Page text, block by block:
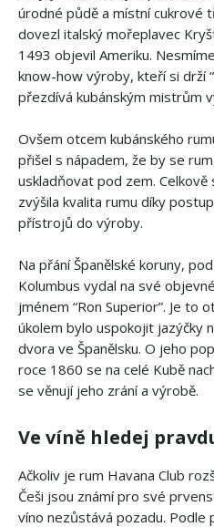
úrodné půdě a místní cukrové
dovezl italský mořeplavec
1493 objevil Ameriku.
know-how výroby, kteří si drží
přezdívá kubánským mistrům
Ovšem otcem kubánského
přišel s nápadem, že by se
uskladňovat pod zem.
zvýšila kvalita rumu díky
přístrojů do výroby.
Na přání Španělské koruny,
Kolumbus vydal na své
jménem “Ron Superior”. Je to
úkolem bylo uspokojit jazýčky
dvora ve Španělsku. O jeho
roce 1860 se na celé Kubě
se věnují jeho zrání a výrobě.
Ve víně hledej
Ačkoliv je rum Havana Club
Češi jsou známí pro své
víno nezůstává pozadu.